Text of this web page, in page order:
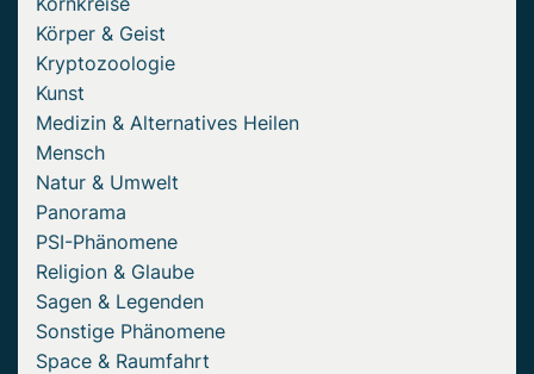
Körper & Geist
Kryptozoologie
Kunst
Medizin & Alternatives Heilen
Mensch
Natur & Umwelt
Panorama
PSI-Phänomene
Religion & Glaube
Sagen & Legenden
Sonstige Phänomene
Space & Raumfahrt